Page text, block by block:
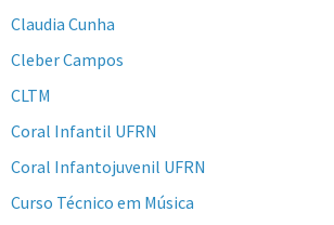
Claudia Cunha
Cleber Campos
CLTM
Coral Infantil UFRN
Coral Infantojuvenil UFRN
Curso Técnico em Música